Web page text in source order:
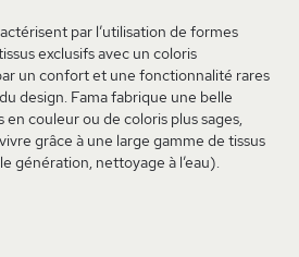
par l’utilisation de formes
exclusifs avec un coloris
un confort et une fonctionnalité rares
design. Fama fabrique une belle
en couleur ou de coloris plus sages,
grâce à une large gamme de tissus
génération, nettoyage à l’eau).